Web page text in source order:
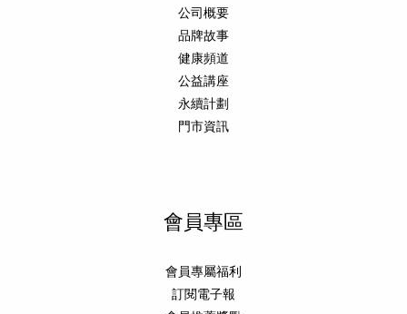
公司概要
品牌故事
健康頻道
公益講座
永續計劃
門市資訊
會員專區
會員專屬福利
訂閱電子報